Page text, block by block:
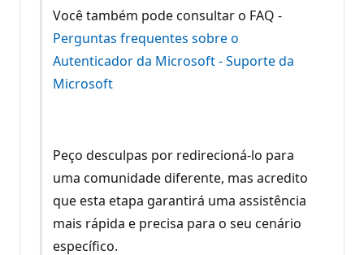
Você também pode consultar o FAQ -
Perguntas frequentes sobre o
Autenticador da Microsoft - Suporte da
Microsoft
Peço desculpas por redirecioná-lo para
uma comunidade diferente, mas acredito
que esta etapa garantirá uma assistência
mais rápida e precisa para o seu cenário
específico.